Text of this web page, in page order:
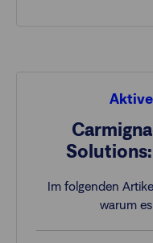
Im folgenden
warum